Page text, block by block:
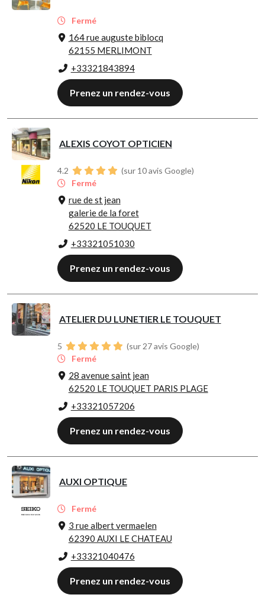
Fermé
164 rue auguste biblocq
62155 MERLIMONT
+33321843894
Prenez un rendez-vous
ALEXIS COYOT OPTICIEN
4.2
(sur 10 avis Google)
Fermé
rue de st jean
galerie de la foret
62520 LE TOUQUET
+33321051030
Prenez un rendez-vous
ATELIER DU LUNETIER LE TOUQUET
5
(sur 27 avis Google)
Fermé
28 avenue saint jean
62520 LE TOUQUET PARIS PLAGE
+33321057206
Prenez un rendez-vous
AUXI OPTIQUE
Fermé
3 rue albert vermaelen
62390 AUXI LE CHATEAU
+33321040476
Prenez un rendez-vous